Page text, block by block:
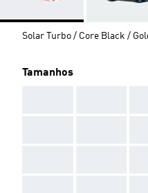
Solar Turbo / Core Black /
Tamanhos